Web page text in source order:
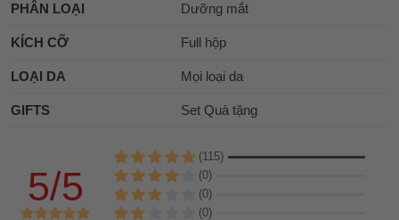
PHÂN LOẠI Dưỡng mắt
KÍCH CỠ Full hộp
LOẠI DA Mọi loại da
GIFTS Set Quà tặng
5/5
(115)
(0)
(0)
(0)